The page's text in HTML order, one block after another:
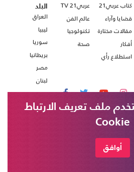
كتاب عربي21
قضايا وآراء
مقالات مختارة
أفكار
استطلاع رأي
عربي21 TV
عالم الفن
تكنولوجيا
صحة
البلد
العراق
ليبيا
سوريا
بريطانيا
مصر
لبنان
ملف تعريف الارتباط
Cookie
أوافق